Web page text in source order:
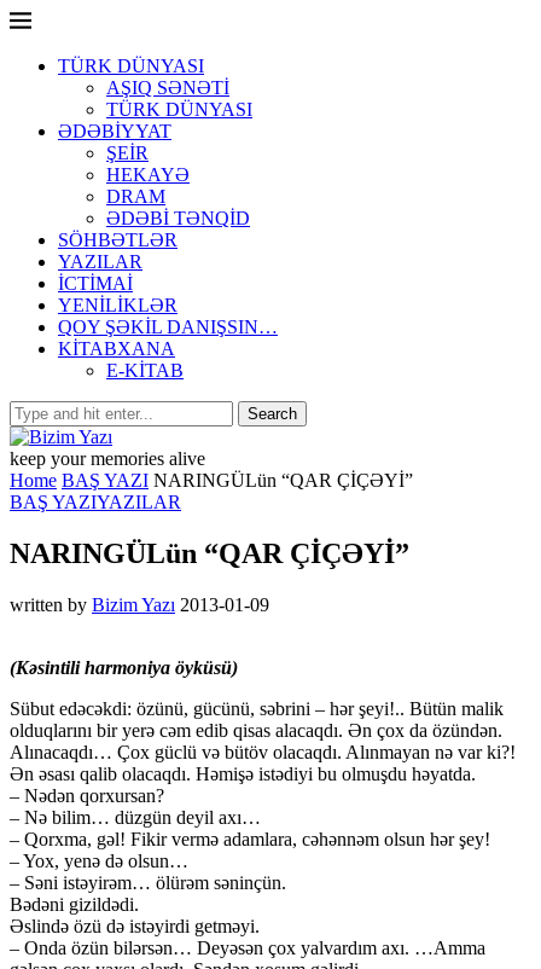
TÜRK DÜNYASI
AŞIQ SƏNƏTİ
TÜRK DÜNYASI
ƏDƏBİYYAT
ŞEİR
HEKAYƏ
DRAM
ƏDƏBİ TƏNQİD
SÖHBƏTLƏR
YAZILAR
İCTİMAİ
YENİLİKLƏR
QOY ŞƏKİL DANIŞSIN…
KİTABXANA
E-KİTAB
keep your memories alive
Home BAŞ YAZI NARINGÜLün “QAR ÇİÇƏYİ”
BAŞ YAZIYAZILAR
NARINGÜLün “QAR ÇİÇƏYİ”
written by Bizim Yazı 2013-01-09
(Kəsintili harmoniya öyküsü)
Sübut edəcəkdi: özünü, gücünü, səbrini – hər şeyi!.. Bütün malik
olduqlarını bir yerə cəm edib qisas alacaqdı. Ən çox da özündən.
Alınacaqdı… Çox güclü və bütöv olacaqdı. Alınmayan nə var ki?!
Ən əsası qalib olacaqdı. Həmişə istədiyi bu olmuşdu həyatda.
– Nədən qorxursan?
– Nə bilim… düzgün deyil axı…
– Qorxma, gəl! Fikir vermə adamlara, cəhənnəm olsun hər şey!
– Yox, yenə də olsun…
– Səni istəyirəm… ölürəm səninçün.
Bədəni gizildədi.
Əslində özü də istəyirdi getməyi.
– Onda özün bilərsən… Deyəsən çox yalvardım axı. …Amma